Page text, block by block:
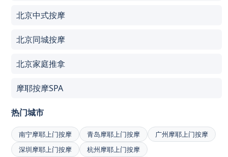
北京中式按摩
北京同城按摩
北京家庭推拿
摩耶按摩SPA
热门城市
南宁摩耶上门按摩 青岛摩耶上门按摩
广州摩耶上门按摩
深圳摩耶上门按摩
杭州摩耶上门按摩